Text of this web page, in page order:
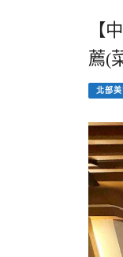
【
薦(
北部美